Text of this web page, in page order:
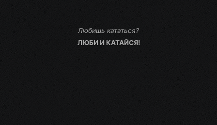
Любишь кататься?
ЛЮБИ И КАТАЙСЯ!